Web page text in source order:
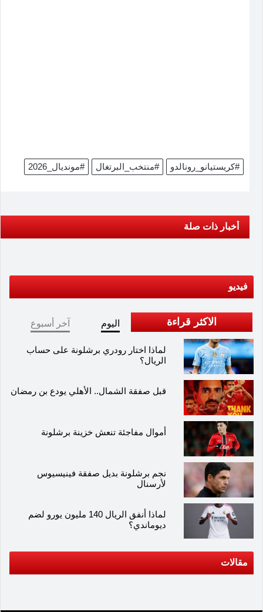
#مونديال_2026 #منتخب_البرتغال #كريستيانو_رونالدو
أخبار ذات صلة
فيديو
الاكثر قراءة اليوم آخر أسبوع
لماذا اختار رودري برشلونة على حساب
الريال؟
قبل صفقة الشمال.. الأهلي يودع بن رمضان
أموال مفاجئة تنعش خزينة برشلونة
نجم برشلونة بديل صفقة فينيسيوس
لأرسنال
لماذا أنفق الريال 140 مليون يورو لضم
ديوماندي؟
مقالات